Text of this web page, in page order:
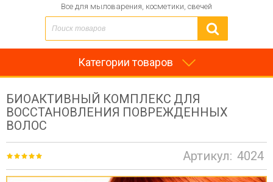
Все для мыловарения, косметики, свечей
Категории товаров
БИОАКТИВНЫЙ КОМПЛЕКС ДЛЯ
ВОССТАНОВЛЕНИЯ ПОВРЕЖДЕННЫХ
ВОЛОС
Артикул: 4024